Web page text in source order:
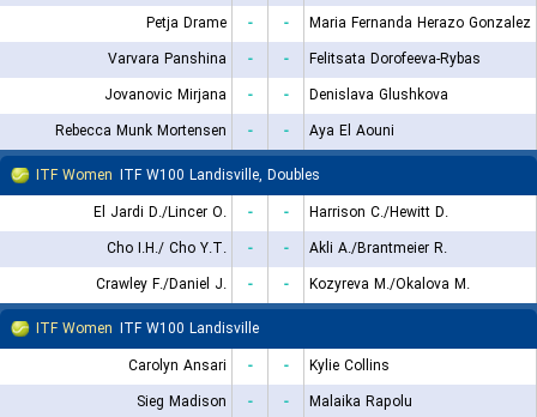
Petja Drame
- -
Maria Fernanda Herazo Gonzalez
Varvara Panshina
- -
Felitsata Dorofeeva-Rybas
Jovanovic Mirjana
- -
Denislava Glushkova
Rebecca Munk Mortensen
- -
Aya El Aouni
ITF Women ITF W100 Landisville, Doubles
El Jardi D./Lincer O.
- -
Harrison C./Hewitt D.
Cho I.H./ Cho Y.T.
- -
Akli A./Brantmeier R.
Crawley F./Daniel J.
- -
Kozyreva M./Okalova M.
ITF Women ITF W100 Landisville
Carolyn Ansari
- -
Kylie Collins
Sieg Madison
- -
Malaika Rapolu